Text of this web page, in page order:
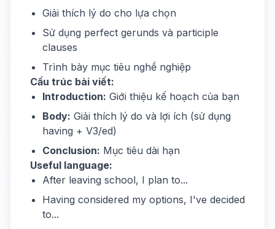
Giải thích lý do cho lựa chọn
Sử dụng perfect gerunds và participle
clauses
Trình bày mục tiêu nghề nghiệp
Cấu trúc bài viết:
Introduction: Giới thiệu kế hoạch của bạn
Body: Giải thích lý do và lợi ích (sử dụng
having + V3/ed)
Conclusion: Mục tiêu dài hạn
Useful language:
After leaving school, I plan to...
Having considered my options, I've decided
to...